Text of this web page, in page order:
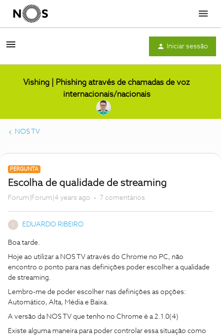
Menu
Iniciar sessão
Vishing | Phishing através de chamadas de voz
internacionais/nacionais
NOS TV
PERGUNTA
Escolha de qualidade de streaming
Forum|Forum|4 years ago 7 comentários
EDUARDO RIBEIRO
Boa tarde.
Hoje ao utilizar a NOS TV através do Chrome no PC, não
encontro o ponto para nas definições poder escolher a qualidade
de streaming.
Lembro-me de poder escolher nas definições as opções:
Automático, Alta, Média e Baixa.
A versão da NOS TV que tenho no Chrome é a 2.1.0(4)
Existe alguma maneira para poder controlar essa situação como